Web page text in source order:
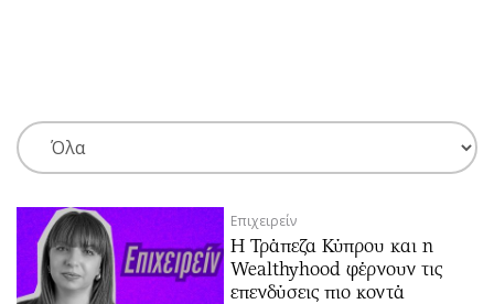
ΚΑΤΗΓΟΡΙΕΣ ΣΥΝΔΕΣΗ
Κύπρος
Παιδεία
Υγεία
Απόψεις
Αρθρογραφία
The Hill
Επιχειρείν
Η Τράπεζα Κύπρου και η
Wealthyhood φέρνουν τις
επενδύσεις πιο κοντά